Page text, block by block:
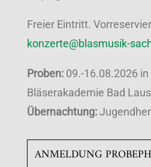
Freier Eintritt.
konzerte@blasmusik-
Proben:09.-16.08.2026 in
Bläserakademie Bad
Übernachtung:
ANMELDUNG